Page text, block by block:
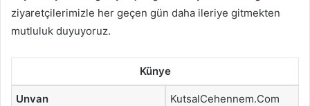
ziyaretçilerimizle her geçen gün daha ileriye gitmekten
mutluluk duyuyoruz.
Künye
Unvan KutsalCehennem.Com